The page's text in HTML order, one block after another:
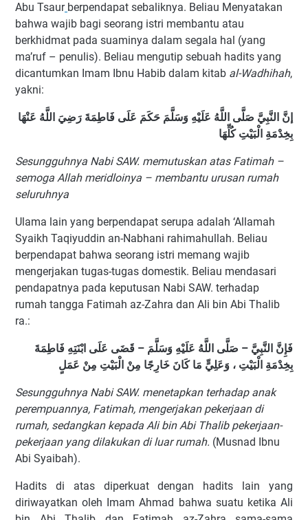
Abu Tsaur berpendapat sebaliknya. Beliau Menyatakan
bahwa wajib bagi seorang istri membantu atau
berkhidmat pada suaminya dalam segala hal (yang
ma’ruf – penulis). Beliau mengutip sebuah hadits yang
dicantumkan Imam Ibnu Habib dalam kitab al-Wadhihah,
yakni:
إنَّ النَّبِيَّ صَلَّى اللَّهُ عَلَيْهِ وَسَلَّمَ حَكَمَ عَلَى فَاطِمَةَ رَضِيَ اللَّهُ عَنْهَا
بِخِدْمَةِ الْبَيْتِ كُلِّهَا
Sesungguhnya Nabi SAW. memutuskan atas Fatimah –
semoga Allah meridloinya – membantu urusan rumah
seluruhnya
Ulama lain yang berpendapat serupa adalah ‘Allamah
Syaikh Taqiyuddin an-Nabhani rahimahullah. Beliau
berpendapat bahwa seorang istri memang wajib
mengerjakan tugas-tugas domestik. Beliau mendasari
pendapatnya pada keputusan Nabi SAW. terhadap
rumah tangga Fatimah az-Zahra dan Ali bin Abi Thalib
ra.:
فَإِنَّ النَّبِيَّ – صَلَّى اللَّهُ عَلَيْهِ وَسَلَّمَ – قَضَى عَلَى ابْنَتِهِ فَاطِمَةَ
بِخِدْمَةِ الْبَيْتِ ، وَعَلِيٍّ مَا كَانَ خَارِجًا مِنْ الْبَيْتِ مِنْ عَمَلٍ
Sesungguhnya Nabi SAW. menetapkan terhadap anak
perempuannya, Fatimah, mengerjakan pekerjaan di
rumah, sedangkan kepada Ali bin Abi Thalib pekerjaan-
pekerjaan yang dilakukan di luar rumah. (Musnad Ibnu
Abi Syaibah).
Hadits di atas diperkuat dengan hadits lain yang
diriwayatkan oleh Imam Ahmad bahwa suatu ketika Ali